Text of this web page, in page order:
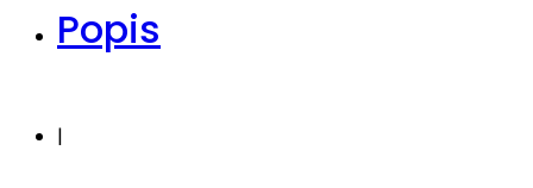
Popis
|